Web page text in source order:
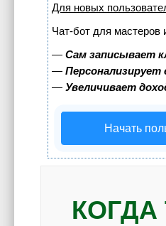
Для новых
Чат-бот для мастеров
—Сам записывает
—Персонализирует
—Увеличивает
Начать